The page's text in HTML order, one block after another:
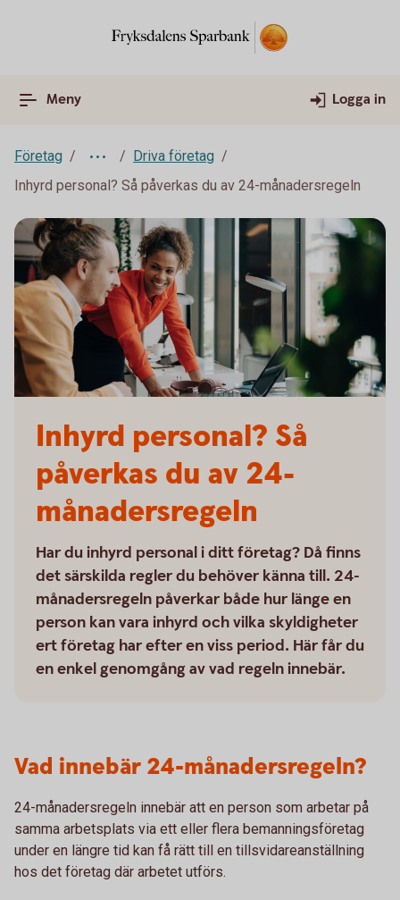
Meny Logga in
Företag
Driva företag
Inhyrd personal? Så påverkas du av 24-månadersregeln
Inhyrd personal? Så
påverkas du av 24-
månadersregeln
Har du inhyrd personal i ditt företag? Då finns
det särskilda regler du behöver känna till. 24-
månadersregeln påverkar både hur länge en
person kan vara inhyrd och vilka skyldigheter
ert företag har efter en viss period. Här får du
en enkel genomgång av vad regeln innebär.
Vad innebär 24-månadersregeln?
24-månadersregeln innebär att en person som arbetar på
samma arbetsplats via ett eller flera bemanningsföretag
under en längre tid kan få rätt till en tillsvidareanställning
hos det företag där arbetet utförs.